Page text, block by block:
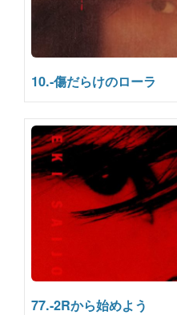
10.-傷だらけのローラ
77.-2Rから始めよう